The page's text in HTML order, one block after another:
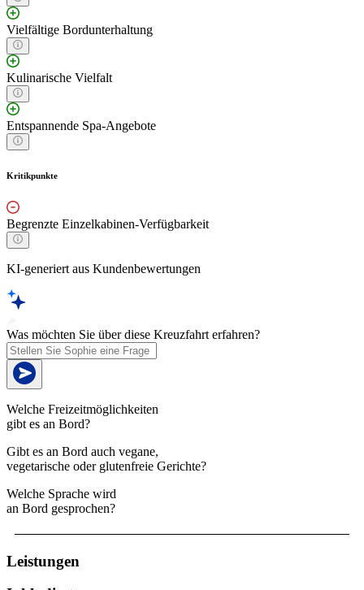
Vielfältige Bordunterhaltung
Kulinarische Vielfalt
Entspannende Spa-Angebote
Kritikpunkte
Begrenzte Einzelkabinen-Verfügbarkeit
KI-generiert aus Kundenbewertungen
Was möchten Sie über diese Kreuzfahrt erfahren?
Welche Freizeitmöglichkeiten
gibt es an Bord?
Gibt es an Bord auch vegane,
vegetarische oder glutenfreie Gerichte?
Welche Sprache wird
an Bord gesprochen?
Leistungen